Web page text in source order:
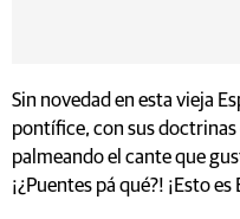
Sin novedad en esta vieja
pontífice, con sus
palmeando el cante que
¡¿Puentes pá qué?! ¡Esto